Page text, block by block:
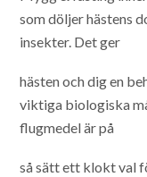
som döljer hästens
insekter. Det ger
hästen och dig en
viktiga biologiska
flugmedel är på
så sätt ett klokt val